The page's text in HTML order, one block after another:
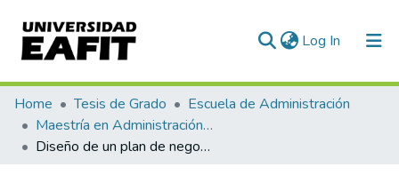
Log In (current)
Communities & Collections
All of DSpace
Home Tesis de Grado
Escuela de Administración
Maestría en Administración - MBA (tesis)
Diseño de un plan de negocios para el modelo multimarca de un restaurante virtual bajo el concepto de una cocina oculta